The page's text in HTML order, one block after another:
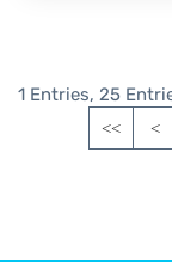
1 Entries, 25
<< <